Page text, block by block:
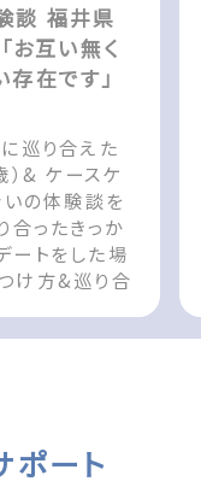
談 福井県
お互い無く
在です」
巡り合えた
）& ケースケ
いの体験談を
合ったきっか
ートをした場
け方&巡り合
（23歳）
サイト
ポート